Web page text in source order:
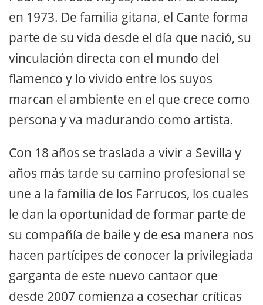
en 1973. De familia gitana, el Cante forma
parte de su vida desde el día que nació, su
vinculación directa con el mundo del
flamenco y lo vivido entre los suyos
marcan el ambiente en el que crece como
persona y va madurando como artista.
Con 18 años se traslada a vivir a Sevilla y
años más tarde su camino profesional se
une a la familia de los Farrucos, los cuales
le dan la oportunidad de formar parte de
su compañía de baile y de esa manera nos
hacen partícipes de conocer la privilegiada
garganta de este nuevo cantaor que
desde 2007 comienza a cosechar críticas